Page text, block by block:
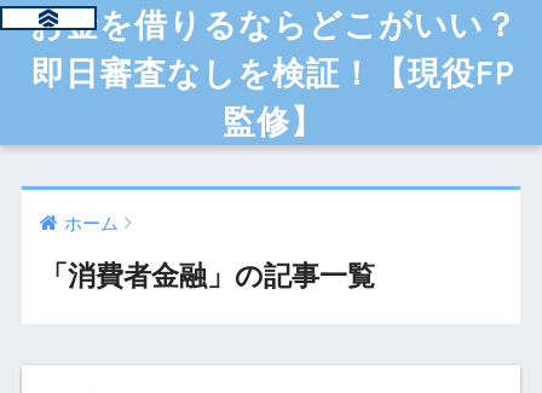
お金を借りるならどこがいい？
即日審査なしを検証！【現役FP
監修】
ホーム
「消費者金融」の記事一覧